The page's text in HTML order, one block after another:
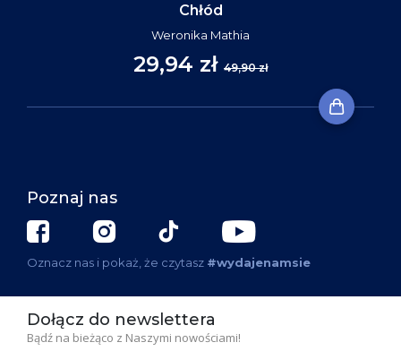
Chłód
Weronika Mathia
29,94 zł 49,90 zł
Poznaj nas
Oznacz nas i pokaż, że czytasz #wydajenamsie
Dołącz do newslettera
Bądź na bieżąco z Naszymi nowościami!